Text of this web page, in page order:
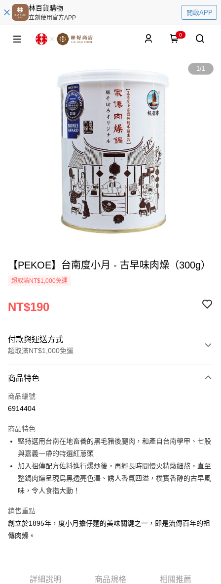
林百貨購物
立刻使用官方APP
開啟APP
0
1/1
【PEKOE】台南度小月 - 古早味肉燥（300g）
超取滿NT$1,000免運
NT$190
付款與運送方式
超取滿NT$1,000免運
信用卡一次付款
超商取貨付款
Apple Pay
悠遊付
ATM付款
全家付款取貨
每筆NT$60，滿NT$1,000(含以上)免運費
商品特色
商品編號
6914404
商品特色
堅持選用台南在地畜養的黑毛豬後腿肉，和產自台南學甲、七股
與嘉義一帶的特選紅蔥頭
加入祖傳配方佐料進行爆炒後，再經長時間慢火精燉細熬，直至
整鍋肉燥呈現烏黑透亮色澤、誘人香氣四溢，樸實香醇的古早風
味，令人食指大動！
銷售重點
創立於1895年，度小月擔仔麵的美味關鍵之一，即是流傳百年的祖
傳肉燥。
詳細說明 商品規格 相關推薦